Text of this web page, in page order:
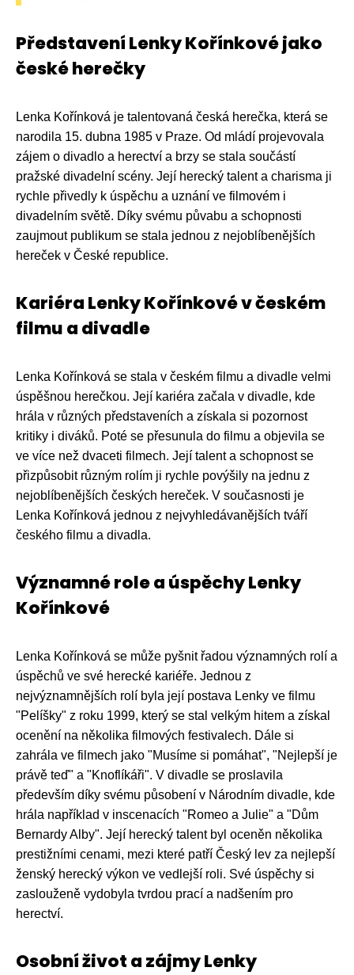
Představení Lenky Kořínkové jako
české herečky
Lenka Kořínková je talentovaná česká herečka, která se
narodila 15. dubna 1985 v Praze. Od mládí projevovala
zájem o divadlo a herectví a brzy se stala součástí
pražské divadelní scény. Její herecký talent a charisma ji
rychle přivedly k úspěchu a uznání ve filmovém i
divadelním světě. Díky svému půvabu a schopnosti
zaujmout publikum se stala jednou z nejoblíbenějších
hereček v České republice.
Kariéra Lenky Kořínkové v českém
filmu a divadle
Lenka Kořínková se stala v českém filmu a divadle velmi
úspěšnou herečkou. Její kariéra začala v divadle, kde
hrála v různých představeních a získala si pozornost
kritiky i diváků. Poté se přesunula do filmu a objevila se
ve více než dvaceti filmech. Její talent a schopnost se
přizpůsobit různým rolím ji rychle povýšily na jednu z
nejoblíbenějších českých hereček. V současnosti je
Lenka Kořínková jednou z nejvyhledávanějších tváří
českého filmu a divadla.
Významné role a úspěchy Lenky
Kořínkové
Lenka Kořínková se může pyšnit řadou významných rolí a
úspěchů ve své herecké kariéře. Jednou z
nejvýznamnějších rolí byla její postava Lenky ve filmu
"Pelíšky" z roku 1999, který se stal velkým hitem a získal
ocenění na několika filmových festivalech. Dále si
zahrála ve filmech jako "Musíme si pomáhat", "Nejlepší je
právě teď" a "Knoflíkáři". V divadle se proslavila
především díky svému působení v Národním divadle, kde
hrála například v inscenacích "Romeo a Julie" a "Dům
Bernardy Alby". Její herecký talent byl oceněn několika
prestižními cenami, mezi které patří Český lev za nejlepší
ženský herecký výkon ve vedlejší roli. Své úspěchy si
zaslouženě vydobyla tvrdou prací a nadšením pro
herectví.
Osobní život a zájmy Lenky